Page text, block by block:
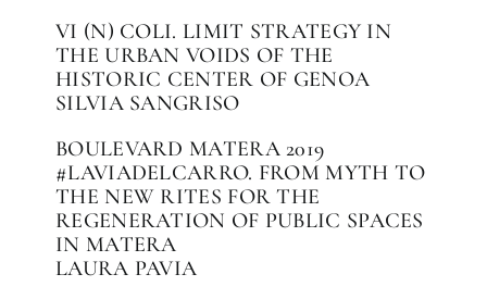
VI (N) COLI. LIMIT STRATEGY IN
THE URBAN VOIDS OF THE
HISTORIC CENTER OF GENOA
SILVIA SANGRISO
BOULEVARD MATERA 2019
#LAVIADELCARRO. FROM MYTH TO
THE NEW RITES FOR THE
REGENERATION OF PUBLIC SPACES
IN MATERA
LAURA PAVIA